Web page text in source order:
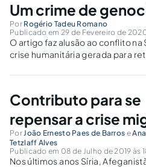
dominação colonial, mas sempre
Um crime de
Por Rogério Tadeu Romano
Publicado em 29 de Fevereiro de
O artigo faz alusão ao conflito na
crise humanitária gerada para
Contributo para se
repensar a crise
PorJoão Ernesto Paes de Barros e
Tetzlaff Alves
Publicado em 08 de Julho de 2019 às
Nos últimos anos Síria,